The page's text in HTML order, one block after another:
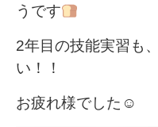
うです
2年目の技能実習も
い！！
お疲れ様でした☺